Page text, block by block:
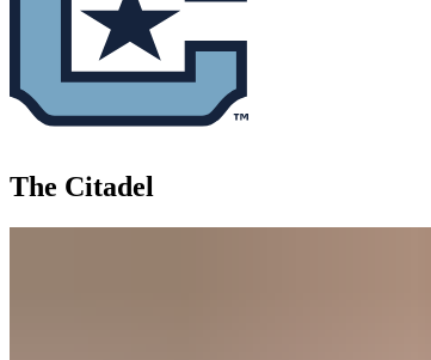
The Citadel